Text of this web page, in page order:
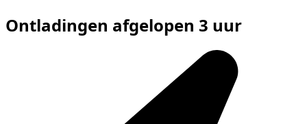
Ontladingen afgelopen 3 uur